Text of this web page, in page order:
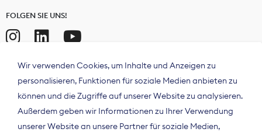
FOLGEN SIE UNS!
Wir verwenden Cookies, um Inhalte und Anzeigen zu
personalisieren, Funktionen für soziale Medien anbieten zu
können und die Zugriffe auf unserer Website zu analysieren.
Außerdem geben wir Informationen zu Ihrer Verwendung
unserer Website an unsere Partner für soziale Medien,